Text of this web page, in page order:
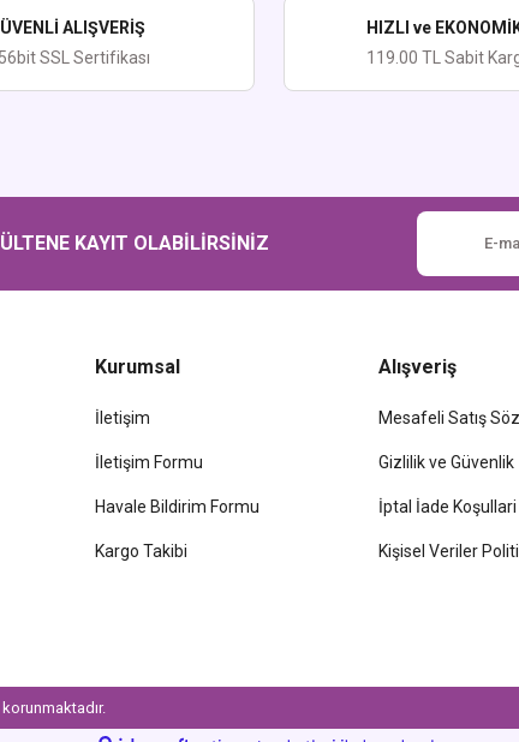
ALIŞVERİŞ
SSL Sertifikası
HIZLI ve
119.00 TL Sabit
KAYIT OLABİLİRSİNİZ
Kurumsal
İletişim
İletişim Formu
Havale Bildirim Formu
Kargo Takibi
Alışveriş
Mesafeli Satış
Gizlilik ve Güvenlik
İptal İade Koşullari
Kişisel Veriler